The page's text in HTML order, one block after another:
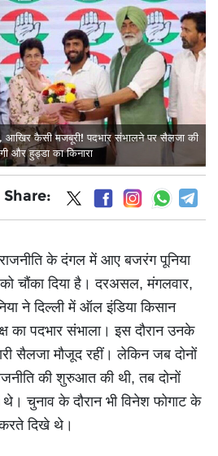
आखिर कैसी मजबूरी! पदभार संभालने पर सैलजा की
और हुड्डा का किनारा
Share:
के दंगल में आए बजरंग पूनिया
चौंका दिया है। दरअसल, मंगलवार,
ने दिल्ली में ऑल इंडिया किसान
का पदभार संभाला। इस दौरान उनके
सैलजा मौजूद रहीं। लेकिन जब दोनों
की शुरुआत की थी, तब दोनों
चुनाव के दौरान भी विनेश फोगाट के
करते दिखे थे।